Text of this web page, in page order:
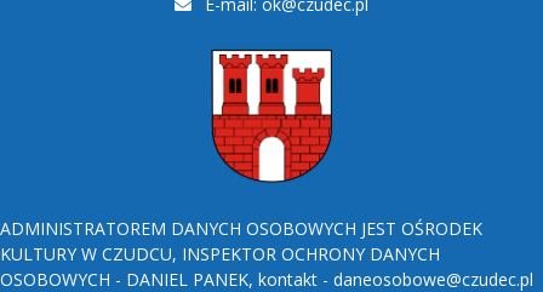
ADMINISTRATOREM DANYCH OSOBOWYCH JEST OŚRODEK
KULTURY W CZUDCU, INSPEKTOR OCHRONY DANYCH
OSOBOWYCH - DANIEL PANEK, kontakt - daneosobowe@czudec.pl